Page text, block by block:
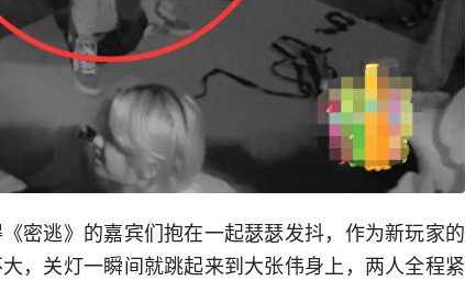
密逃》的嘉宾们抱在一起瑟瑟发抖，作为新玩家的
，关灯一瞬间就跳起来到大张伟身上，两人全程紧